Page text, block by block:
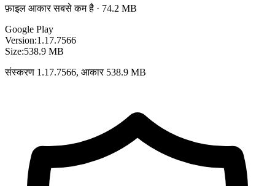
फ़ाइल आकार सबसे कम है · 74.2 MB
Google Play
Version:1.17.7566
Size:538.9 MB
संस्करण 1.17.7566, आकार 538.9 MB